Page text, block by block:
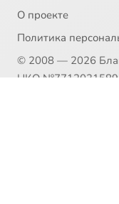
О проекте
Политика
© 2008 — 2026
НКО №7712031589